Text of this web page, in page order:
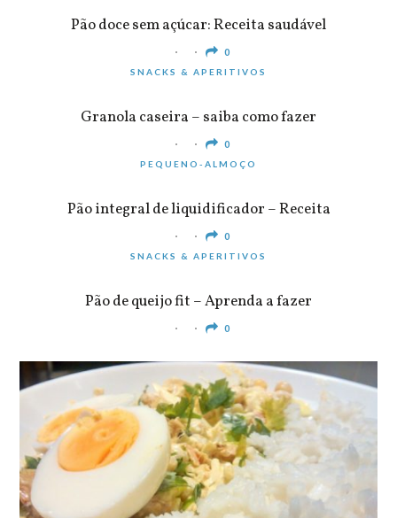
Pão doce sem açúcar: Receita saudável
0
SNACKS & APERITIVOS
Granola caseira – saiba como fazer
0
PEQUENO-ALMOÇO
Pão integral de liquidificador – Receita
0
SNACKS & APERITIVOS
Pão de queijo fit – Aprenda a fazer
0